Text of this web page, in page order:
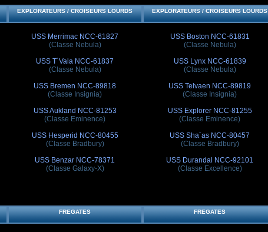
EXPLORATEURS / CROISEURS LOURDS EXPLORATEURS / CROISEURS LOURDS
USS Merrimac NCC-61827
(Classe Nebula)
USS T´Vala NCC-61837
(Classe Nebula)
USS Bremen NCC-89818
(Classe Insignia)
USS Aukland NCC-81253
(Classe Eminence)
USS Hesperid NCC-80455
(Classe Bradbury)
USS Benzar NCC-78371
(Classe Galaxy-X)
USS Boston NCC-61831
(Classe Nebula)
USS Lynx NCC-61839
(Classe Nebula)
USS Telvaen NCC-89819
(Classe Insignia)
USS Explorer NCC-81255
(Classe Eminence)
USS Sha´as NCC-80457
(Classe Bradbury)
USS Durandal NCC-92101
(Classe Excellence)
FREGATES FREGATES